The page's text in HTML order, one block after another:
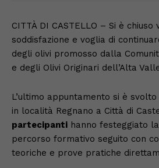
CITTÀ DI CASTELLO – Si è
soddisfazione e voglia di
degli olivi promosso dalla
e degli Olivi Originari dell’Alta
L’ultimo appuntamento si è svolto
in località Regnano a Città di
partecipanti hanno festeggiato
percorso formativo seguito con
teoriche e prove pratiche